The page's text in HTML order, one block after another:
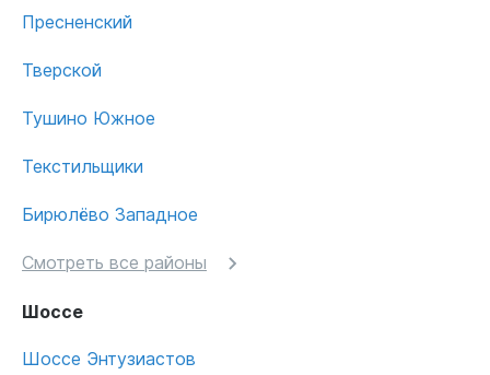
Пресненский
Тверской
Тушино Южное
Текстильщики
Бирюлёво Западное
Смотреть все районы
Шоссе
Шоссе Энтузиастов